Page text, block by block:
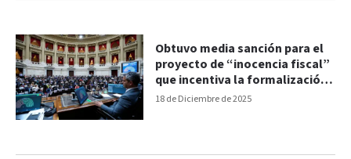
18 de Diciembre de 2025
Obtuvo media sanción para el
proyecto de “inocencia fiscal”
que incentiva la formalización
de ahorros en dólares